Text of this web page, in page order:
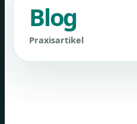
Blog
Praxisartikel